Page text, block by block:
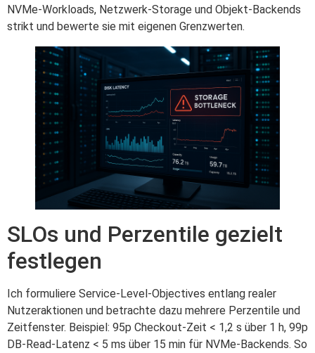
NVMe‑Workloads, Netzwerk‑Storage und Objekt‑Backends
strikt und bewerte sie mit eigenen Grenzwerten.
SLOs und Perzentile gezielt
festlegen
Ich formuliere Service‑Level‑Objectives entlang realer
Nutzeraktionen und betrachte dazu mehrere Perzentile und
Zeitfenster. Beispiel: 95p Checkout‑Zeit < 1,2 s über 1 h, 99p
DB‑Read‑Latenz < 5 ms über 15 min für NVMe‑Backends. So